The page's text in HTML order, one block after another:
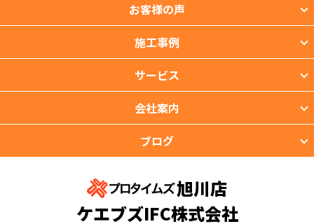
お客様の声
施工事例
サービス
会社案内
ブログ
旭川店
ケエブズIFC株式会社